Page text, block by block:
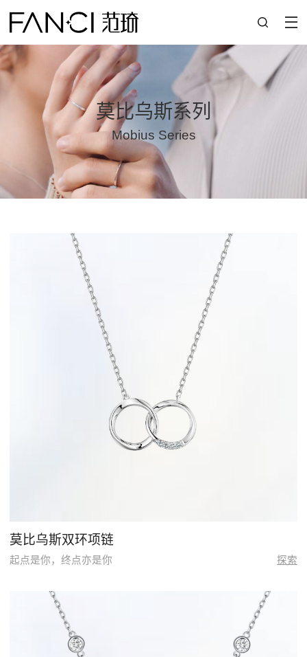
莫比乌斯系列
Mobius Series
莫比乌斯双环项链
起点是你，终点亦是你 探索